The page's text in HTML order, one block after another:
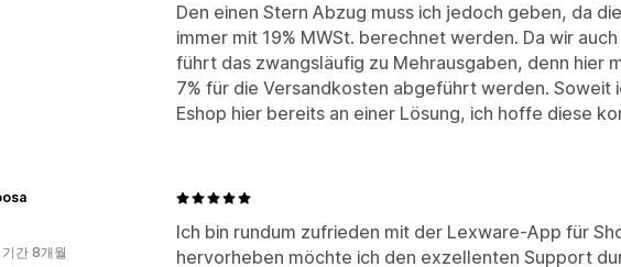
Den einen Stern Abzug muss ich jedoch geben, da
immer mit 19% MWSt. berechnet werden. Da wir
führt das zwangsläufig zu Mehrausgaben, denn hier
7% für die Versandkosten abgeführt werden. Soweit
Eshop hier bereits an einer Lösung, ich hoffe diese
Ich bin rundum zufrieden mit der Lexware-App für
hervorheben möchte ich den exzellenten Support
간 8개월